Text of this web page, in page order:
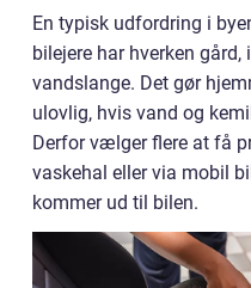
En typisk udfordring i
bilejere har hverken
vandslange. Det gør
ulovlig, hvis vand og
Derfor vælger flere at få
vaskehal eller via mobil
kommer ud til bilen.